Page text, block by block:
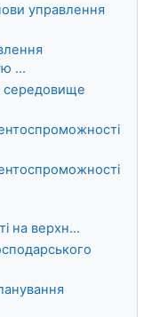
управлення
...
середовище
на верхн...